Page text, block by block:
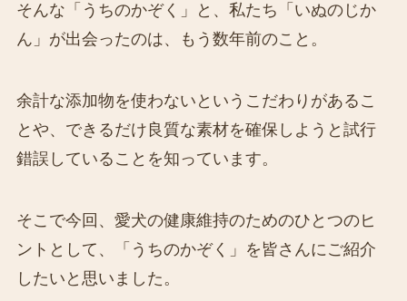
そんな「うちのかぞく」と、私たち「いぬのじか
ん」が出会ったのは、もう数年前のこと。
余計な添加物を使わないというこだわりがあるこ
とや、できるだけ良質な素材を確保しようと試行
錯誤していることを知っています。
そこで今回、愛犬の健康維持のためのひとつのヒ
ントとして、「うちのかぞく」を皆さんにご紹介
したいと思いました。